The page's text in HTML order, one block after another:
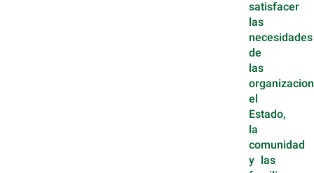
satisfacer
las
necesidades
de
las
el
Estado,
la
comunidad
y las